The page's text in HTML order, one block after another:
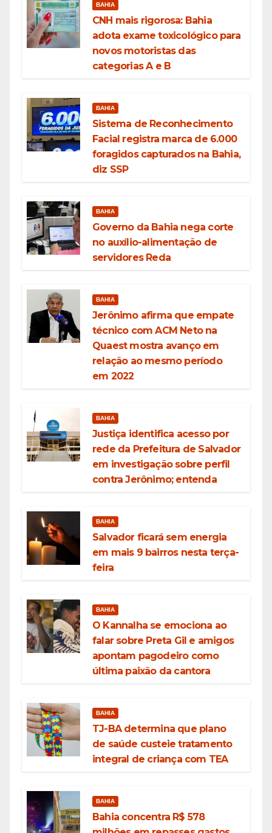
BAHIA
CNH mais rigorosa: Bahia
adota exame toxicológico para
novos motoristas das
categorias A e B
BAHIA
Sistema de Reconhecimento
Facial registra marca de 6.000
foragidos capturados na Bahia,
diz SSP
BAHIA
Governo da Bahia nega corte
no auxílio-alimentação de
servidores Reda
BAHIA
Jerônimo afirma que empate
técnico com ACM Neto na
Quaest mostra avanço em
relação ao mesmo período
em 2022
BAHIA
Justiça identifica acesso por
rede da Prefeitura de Salvador
em investigação sobre perfil
contra Jerônimo; entenda
BAHIA
Salvador ficará sem energia
em mais 9 bairros nesta terça-
feira
BAHIA
O Kannalha se emociona ao
falar sobre Preta Gil e amigos
apontam pagodeiro como
última paixão da cantora
BAHIA
TJ-BA determina que plano
de saúde custeie tratamento
integral de criança com TEA
BAHIA
Bahia concentra R$ 578